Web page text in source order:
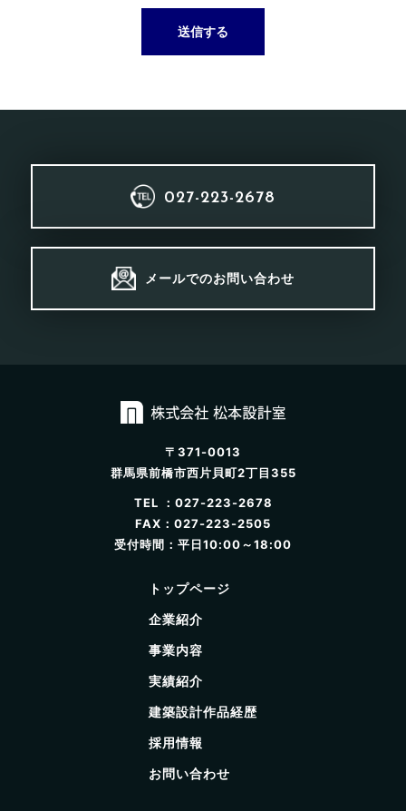
027-223-2678
メールでのお問い合わせ
〒371-0013
群馬県前橋市西片貝町2丁目355
TEL ：027-223-2678
FAX：027-223-2505
受付時間：平日10:00～18:00
トップページ
企業紹介
事業内容
実績紹介
建築設計作品経歴
採用情報
お問い合わせ